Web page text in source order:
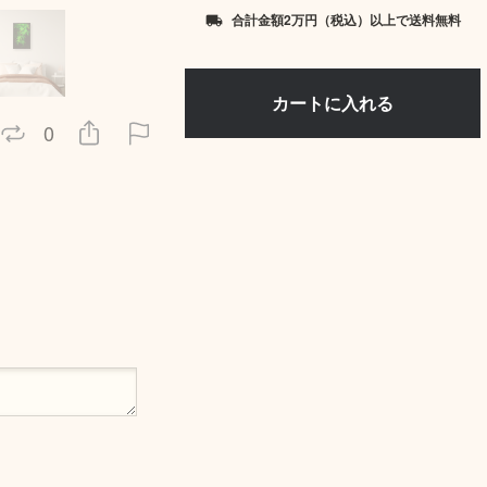
0
local_shipping 合計金額2万円（税込）以上で送料無料